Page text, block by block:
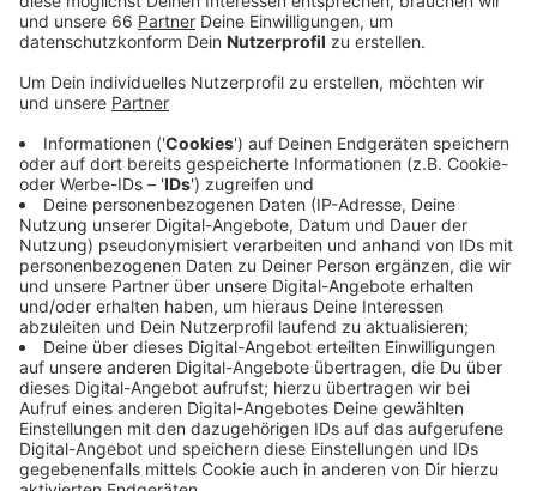
Anzeige
Nach zwei Niederlagen will die DEG wieder einen Dreier
einfahren, aktuell liegt das Team in der Tabelle auf
Platz 7. Am Sonntag sind die Rot-Gelben dann in
Iserlohn zu Gast. Auch die Fortuna greift nach der
Länderspielpause wieder ins Geschehen ein. Sie ist am
Samstagabend beim Hamburger SV zu Gast. Sowohl
das Heimspiel der DEG heute Abend als auch das
Fortuna-Spiel übertragen wir live.
Anzeige
Weitere Infos und Links zum Thema
Anzeige